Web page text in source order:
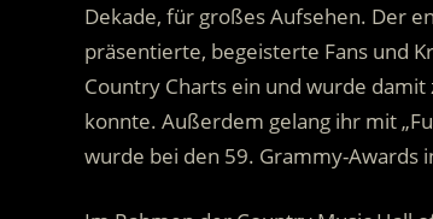
Dekade, für großes Aufsehen. Der
präsentierte, begeisterte Fans und
Country Charts ein und wurde
konnte. Außerdem gelang ihr mit
wurde bei den 59. Grammy-Awards